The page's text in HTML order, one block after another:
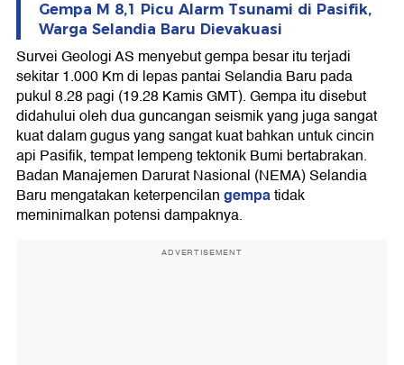
Gempa M 8,1 Picu Alarm Tsunami di Pasifik,
Warga Selandia Baru Dievakuasi
Survei Geologi AS menyebut gempa besar itu terjadi
sekitar 1.000 Km di lepas pantai Selandia Baru pada
pukul 8.28 pagi (19.28 Kamis GMT). Gempa itu disebut
didahului oleh dua guncangan seismik yang juga sangat
kuat dalam gugus yang sangat kuat bahkan untuk cincin
api Pasifik, tempat lempeng tektonik Bumi bertabrakan.
Badan Manajemen Darurat Nasional (NEMA) Selandia
Baru mengatakan keterpencilangempatidak
meminimalkan potensi dampaknya.
ADVERTISEMENT